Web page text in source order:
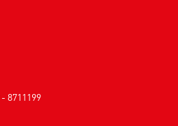
8711199